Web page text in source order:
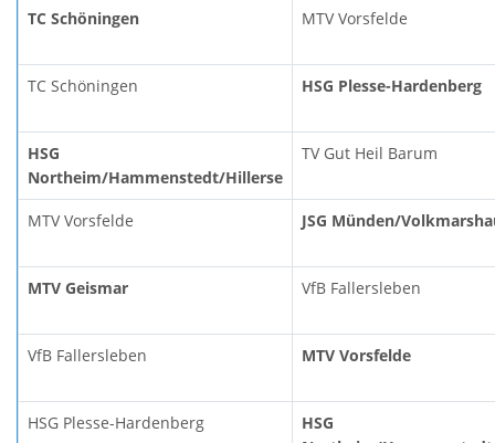
TC Schöningen MTV Vorsfelde
TC Schöningen HSG Plesse-Hardenberg
HSG
Northeim/Hammenstedt/Hillerse
TV Gut Heil Barum
MTV Vorsfelde JSG Münden/
MTV Geismar VfB Fallersleben
VfB Fallersleben MTV Vorsfelde
HSG Plesse-Hardenberg
HSG